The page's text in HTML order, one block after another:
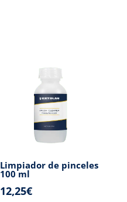
Limpiador de pinceles
100 ml
12,25€